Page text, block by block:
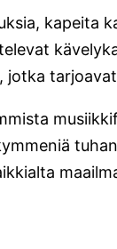
kapeita